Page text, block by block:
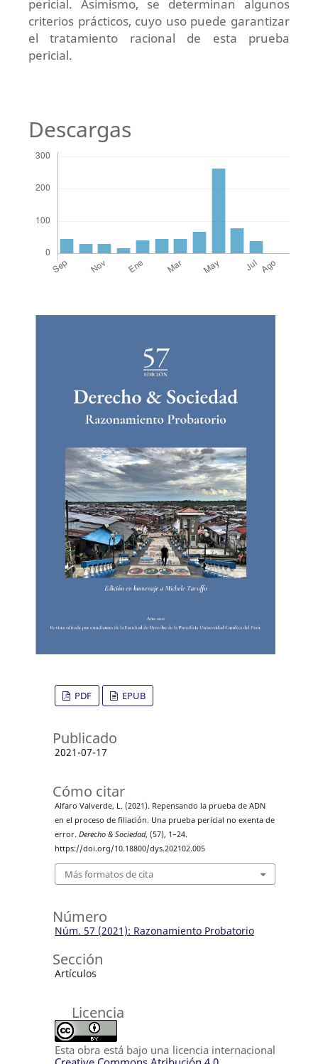
pericial. Asimismo, se determinan algunos
criterios prácticos, cuyo uso puede garantizar
el tratamiento racional de esta prueba
pericial.
Descargas
PDF EPUB
Publicado
2021-07-17
Cómo citar
Alfaro Valverde, L. (2021). Repensando la prueba de ADN
en el proceso de filiación. Una prueba pericial no exenta de
error. Derecho & Sociedad, (57), 1–24.
https://doi.org/10.18800/dys.202102.005
Más formatos de cita
Número
Núm. 57 (2021): Razonamiento Probatorio
Sección
Artículos
Licencia
Esta obra está bajo una licencia internacional